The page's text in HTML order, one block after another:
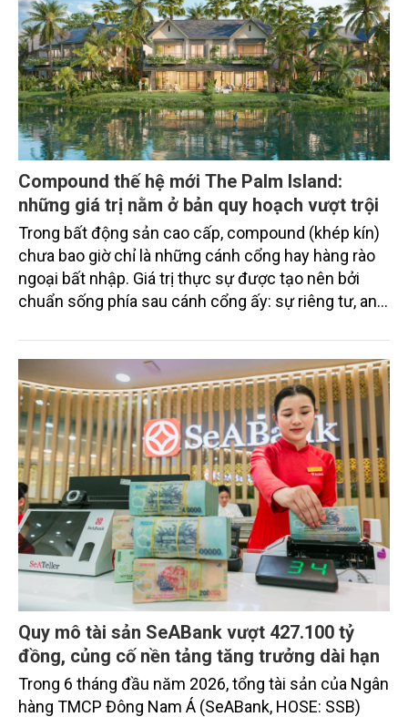
Compound thế hệ mới The Palm Island:
những giá trị nằm ở bản quy hoạch vượt trội
Trong bất động sản cao cấp, compound (khép kín)
chưa bao giờ chỉ là những cánh cổng hay hàng rào
ngoại bất nhập. Giá trị thực sự được tạo nên bởi
chuẩn sống phía sau cánh cổng ấy: sự riêng tư, an
vụ được thiết kế dành riêng cho họ.
Quy mô tài sản SeABank vượt 427.100 tỷ
đồng, củng cố nền tảng tăng trưởng dài hạn
Trong 6 tháng đầu năm 2026, tổng tài sản của Ngân
hàng TMCP Đông Nam Á (SeABank, HOSE: SSB)